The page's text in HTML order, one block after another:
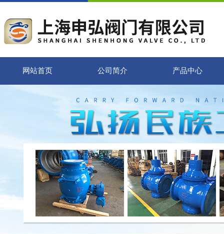
网站首页 公司简介 产品中心